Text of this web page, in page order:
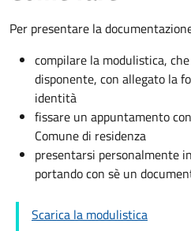
Per presentare la
compilare la modulistica,
disponente, con allegato la
identità
fissare un appuntamento
Comune di residenza
presentarsi personalmente
portando con sè un
Scarica la modulistica